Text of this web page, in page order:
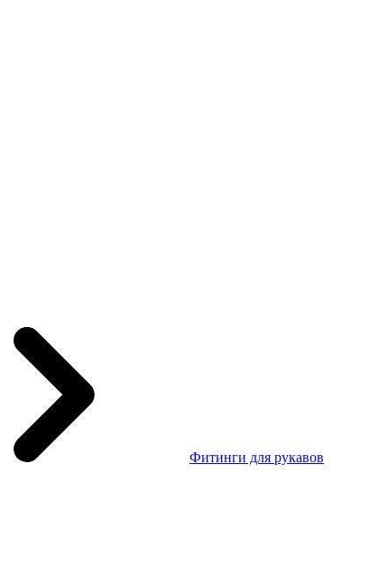
Фитинги для рукавов